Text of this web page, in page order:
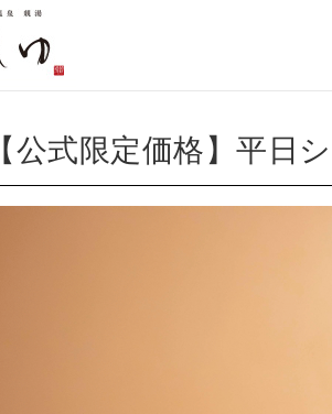
【公式限定価格】平日